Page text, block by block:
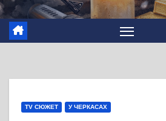
TV СЮЖЕТ У ЧЕРКАСАХ